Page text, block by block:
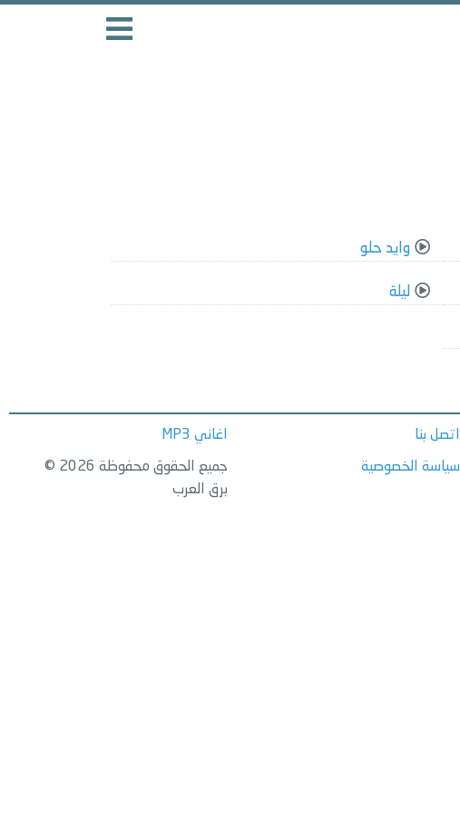
وايد حلو
ليلة
اتصل بنا
سياسة الخصوصية
اغاني MP3
جميع الحقوق محفوظة 2026 ©
برق العرب